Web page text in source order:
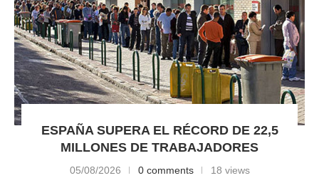
ESPAÑA SUPERA EL RÉCORD DE 22,5
MILLONES DE TRABAJADORES
05/08/2026 0 comments 18 views